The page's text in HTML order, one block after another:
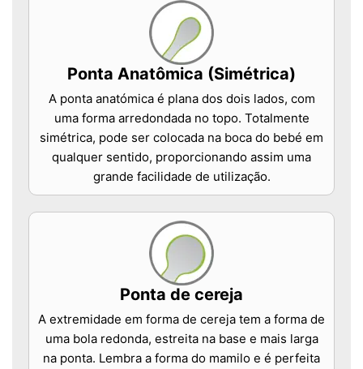
Ponta Anatômica (Simétrica)
A ponta anatómica é plana dos dois lados, com
uma forma arredondada no topo. Totalmente
simétrica, pode ser colocada na boca do bebé em
qualquer sentido, proporcionando assim uma
grande facilidade de utilização.
Ponta de cereja
A extremidade em forma de cereja tem a forma de
uma bola redonda, estreita na base e mais larga
na ponta. Lembra a forma do mamilo e é perfeita